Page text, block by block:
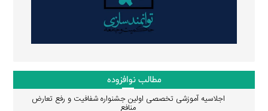
مطالب نوافزوده
اجلاسیه آموزشی تخصصی اولین جشنواره شفافیت و رفع تعارض
منافع